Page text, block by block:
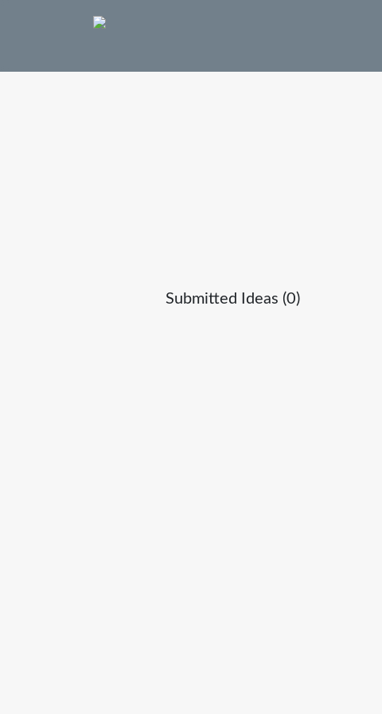
Submitted Ideas (0)